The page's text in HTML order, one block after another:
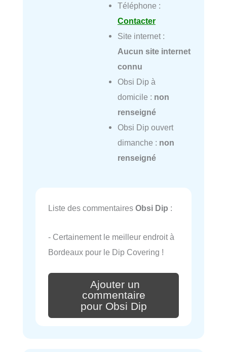
Téléphone :
Contacter
Site internet :
Aucun site internet
connu
Obsi Dip à
domicile : non
renseigné
Obsi Dip ouvert
dimanche : non
renseigné
Liste des commentaires Obsi Dip :
- Certainement le meilleur endroit à
Bordeaux pour le Dip Covering !
Ajouter un
commentaire
pour Obsi Dip